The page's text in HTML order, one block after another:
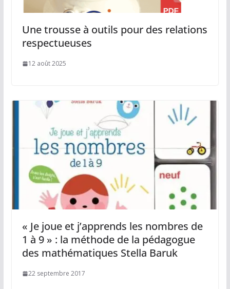
Une trousse à outils pour des relations
respectueuses
12 août 2025
« Je joue et j’apprends les nombres de
1 à 9 » : la méthode de la pédagogue
des mathématiques Stella Baruk
22 septembre 2017